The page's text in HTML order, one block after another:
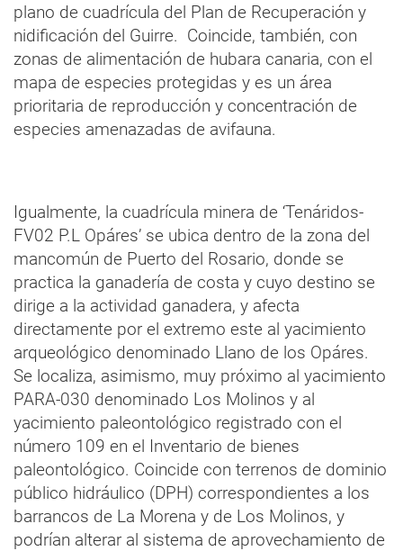
plano de cuadrícula del Plan de Recuperación y
nidificación del Guirre. Coincide, también, con
zonas de alimentación de hubara canaria, con el
mapa de especies protegidas y es un área
prioritaria de reproducción y concentración de
especies amenazadas de avifauna.
Igualmente, la cuadrícula minera de ‘Tenáridos-
FV02 P.L Opáres’ se ubica dentro de la zona del
mancomún de Puerto del Rosario, donde se
practica la ganadería de costa y cuyo destino se
dirige a la actividad ganadera, y afecta
directamente por el extremo este al yacimiento
arqueológico denominado Llano de los Opáres.
Se localiza, asimismo, muy próximo al yacimiento
PARA-030 denominado Los Molinos y al
yacimiento paleontológico registrado con el
número 109 en el Inventario de bienes
paleontológico. Coincide con terrenos de dominio
público hidráulico (DPH) correspondientes a los
barrancos de La Morena y de Los Molinos, y
podrían alterar al sistema de aprovechamiento de